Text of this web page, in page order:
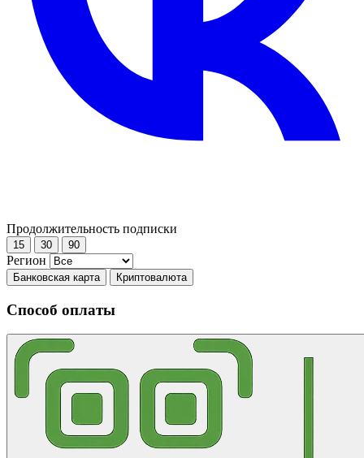
Продолжительность подписки
15 30 90
Регион
Банковская карта Криптовалюта
Способ оплаты